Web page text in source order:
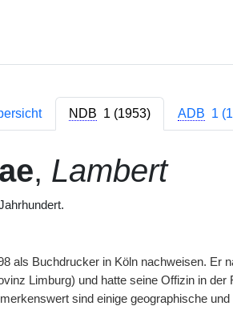
NDB 1 (1953) ADB 1
, Lambert
als Buchdrucker in Köln nachweisen. Er
Limburg) und hatte seine Offizin in
sind einige geographische